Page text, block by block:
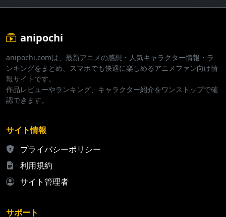
anipochi
anipochi.comは、最新アニメの感想・人気キャラクター情報・ラ
ンキングをまとめ、スマホでも快適に楽しめるアニメファン向け情
報サイトです。
作品レビューやランキング、キャラクター紹介をワンストップで確
認できます。
サイト情報
プライバシーポリシー
利用規約
サイト管理者
サポート